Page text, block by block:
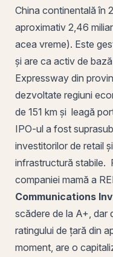
China continentală în
aproximativ 2,46
acea vreme). Este
și are ca activ de
Expressway din
dezvoltate regiuni
de 151 km și leagă
IPO-ul a fost
investitorilor de retail
infrastructură stabile.
companiei mamă a
Communications
scădere de la A+, dar
ratingului de țară din
moment, are o